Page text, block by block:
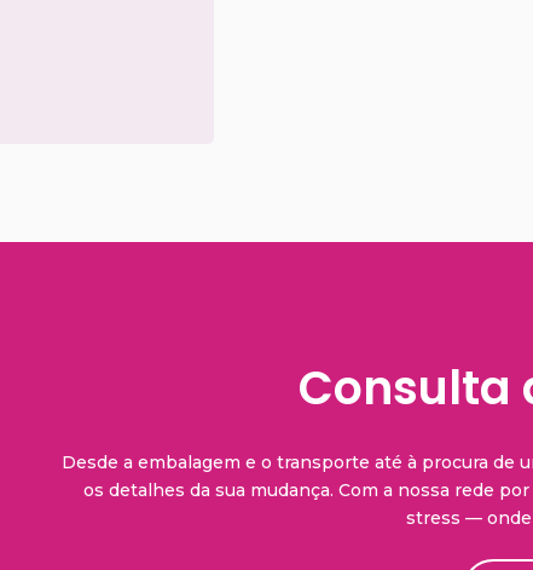
Consulta
Desde a embalagem e o transporte até à procura de
os detalhes da sua mudança. Com a nossa rede
stress — onde